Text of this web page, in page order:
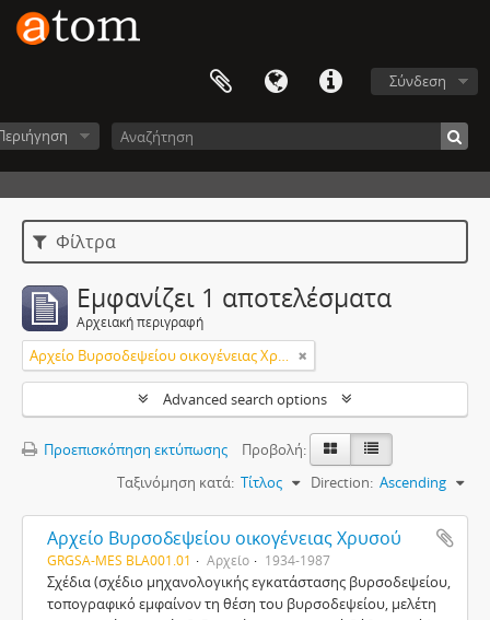
Σύνδεση
Φίλτρα
Εμφανίζει 1 αποτελέσματα
Αρχειακή περιγραφή
Αρχείο Βυρσοδεψείου οικογένειας Χρυσού
Advanced search options
Προεπισκόπηση εκτύπωσης
Προβολή:
Ταξινόμηση κατά: Τίτλος Direction: Ascending
Αρχείο Βυρσοδεψείου οικογένειας Χρυσού
GRGSA-MES BLA001.01 Αρχείο 1934-1987
Σχέδια (σχέδιο μηχανολογικής εγκατάστασης βυρσοδεψείου,
τοπογραφικό εμφαίνον τη θέση του βυρσοδεψείου, μελέτη